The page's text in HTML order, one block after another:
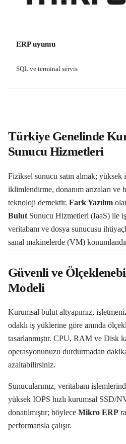
ERP uyumu
SQL ve terminal servis
Türkiye Genelinde
Sunucu Hizmetleri
Fiziksel sunucu satın almak; yüksek
iklimlendirme, donanım arızaları ve
teknoloji demektir. Fark Yazılım
Bulut Sunucu Hizmetleri (IaaS) ile
veritabanı ve dosya sunucusu
sanal makinelerde (VM)
Güvenli ve
Modeli
Kurumsal bulut altyapımız,
odaklı iş yüklerine göre anında
tasarlanmıştır. CPU, RAM ve Disk
operasyonunuzu durdurmadan
azaltabilirsiniz.
Sunucularımız, veritabanı
yüksek IOPS hızlı kurumsal SSD/
donatılmıştır; böylece Mikro ERP
performansla çalışır.